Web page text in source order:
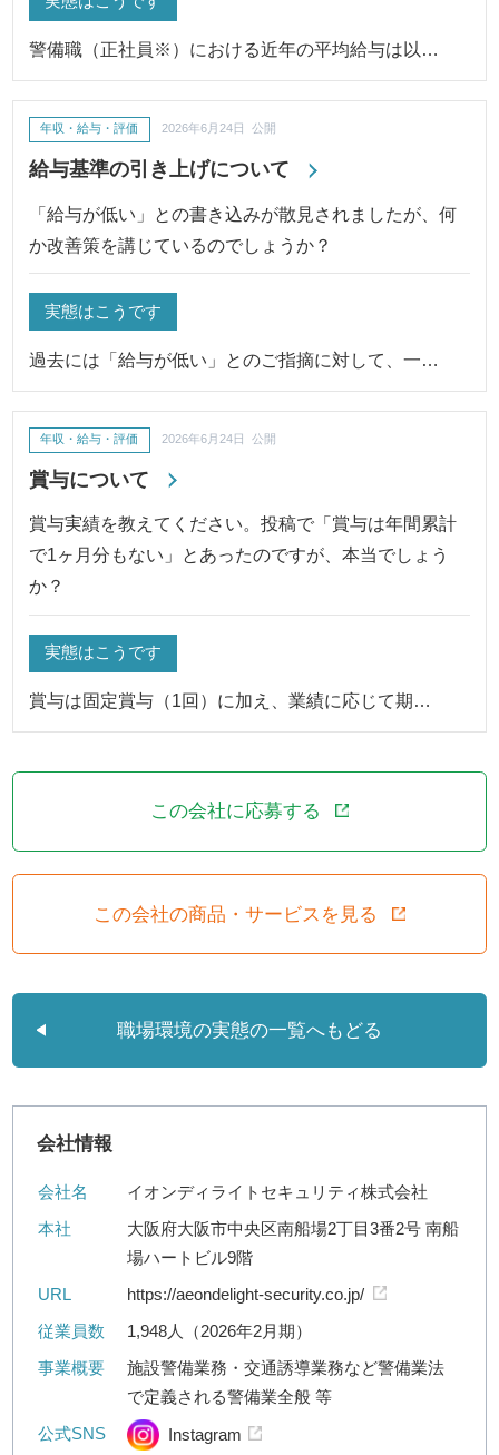
警備職（正社員※）における近年の平均給与は以…
給与基準の引き上げについて
年収・給与・評価 2026年6月24日 公開
「給与が低い」との書き込みが散見されましたが、何
か改善策を講じているのでしょうか？
実態はこうです
過去には「給与が低い」とのご指摘に対して、一…
賞与について
年収・給与・評価 2026年6月24日 公開
賞与実績を教えてください。投稿で「賞与は年間累計
で1ヶ月分もない」とあったのですが、本当でしょう
か？
実態はこうです
賞与は固定賞与（1回）に加え、業績に応じて期…
この会社に応募する
この会社の商品・サービスを見る
職場環境の実態の一覧へもどる
会社情報
会社名
イオンディライトセキュリティ株式会社
本社
大阪府大阪市中央区南船場2丁目3番2号 南船
場ハートビル9階
URL
https://aeondelight-security.co.jp/
従業員数
1,948人（2026年2月期）
事業概要
施設警備業務・交通誘導業務など警備業法
で定義される警備業全般 等
公式SNS
Instagram